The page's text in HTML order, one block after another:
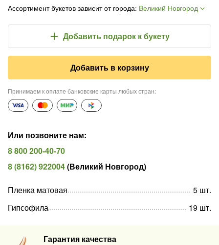
Ассортимент букетов зависит от города: Великий Новгород
Добавить подарок к букету
Добавить в корзину
Принимаем к оплате банковские карты любых стран:
Или позвоните нам:
8 800 200-40-70
8 (8162) 922004(Великий Новгород)
Гарантия качества
Пленка матовая 5 шт.
Гипсофила
19 шт.